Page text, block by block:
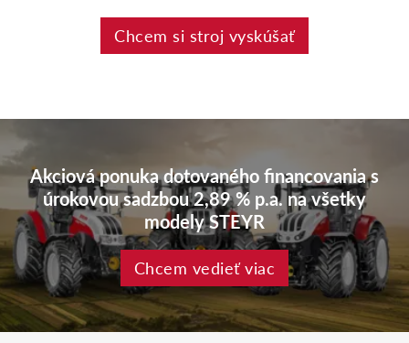
Chcem si stroj vyskúšať
Akciová ponuka dotovaného financovania s
úrokovou sadzbou 2,89 % p.a. na všetky
modely STEYR
Chcem vedieť viac